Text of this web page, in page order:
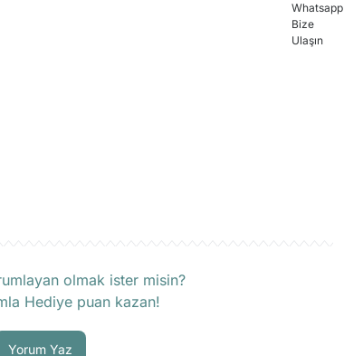
olmak ister misin?
Hediye puan kazan!
Yorum Yaz